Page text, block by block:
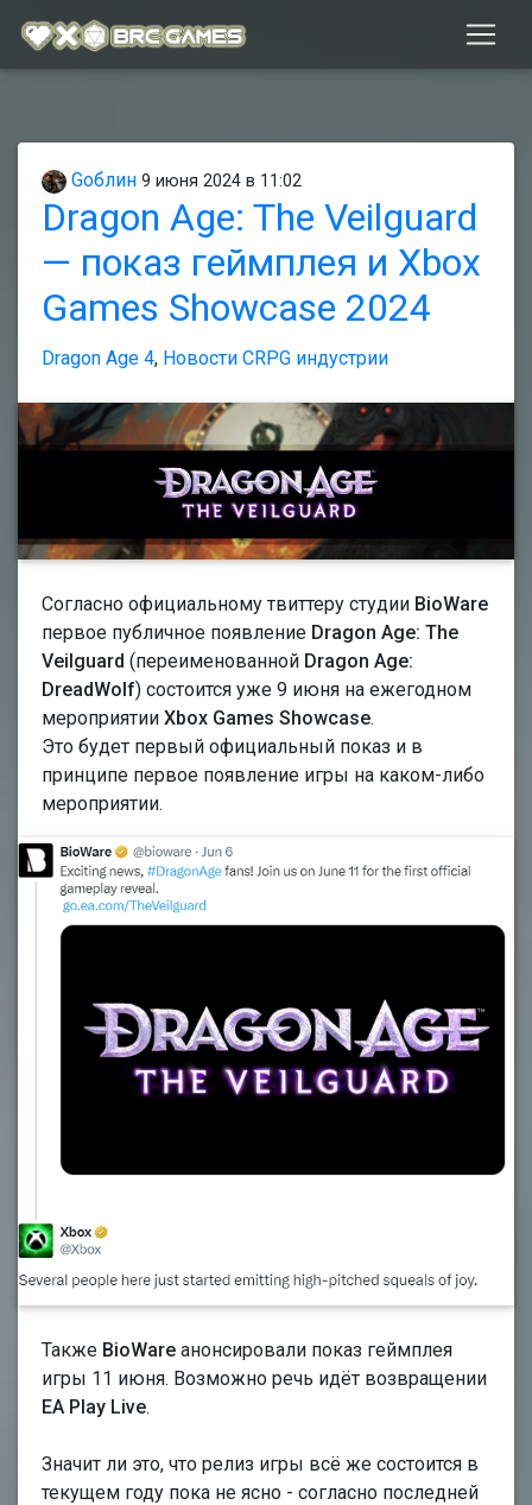
Gоблин 9 июня 2024 в 11:02
Dragon Age: The Veilguard
— показ геймплея и Xbox
Games Showcase 2024
Dragon Age 4, Новости CRPG индустрии
Согласно официальному твиттеру студии BioWare
первое публичное появление Dragon Age: The
Veilguard (переименованной Dragon Age:
DreadWolf) состоится уже 9 июня на ежегодном
мероприятии Xbox Games Showcase.
Это будет первый официальный показ и в
принципе первое появление игры на каком-либо
мероприятии.
Также BioWare анонсировали показ геймплея
игры 11 июня. Возможно речь идёт возвращении
EA Play Live.
Значит ли это, что релиз игры всё же состоится в
текущем году пока не ясно - согласно последней